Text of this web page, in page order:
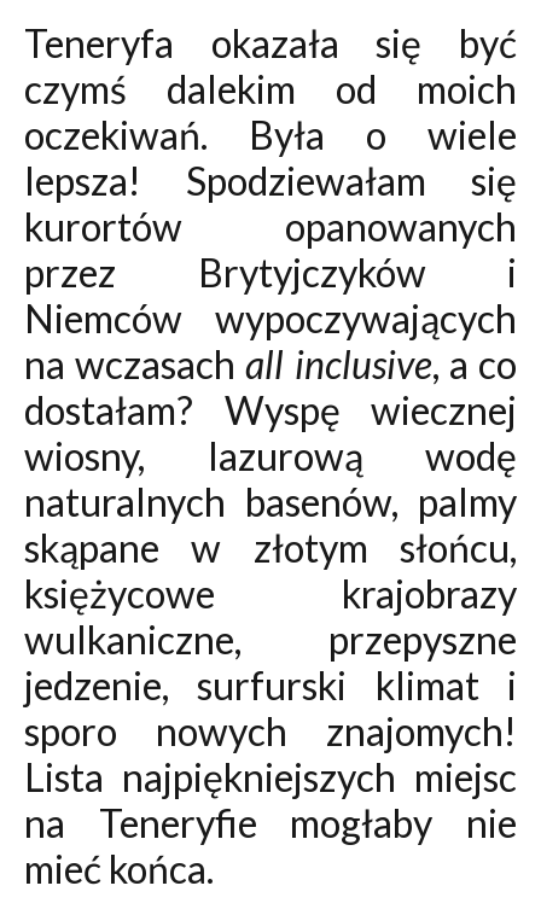
Teneryfa okazała się być
czymś dalekim od moich
oczekiwań. Była o wiele
lepsza! Spodziewałam się
kurortów opanowanych
przez Brytyjczyków i
Niemców wypoczywających
na wczasachall inclusive, a co
dostałam? Wyspę wiecznej
wiosny, lazurową wodę
naturalnych basenów, palmy
skąpane w złotym słońcu,
księżycowe krajobrazy
wulkaniczne, przepyszne
jedzenie, surfurski klimat i
sporo nowych znajomych!
Lista najpiękniejszych miejsc
na Teneryfie mogłaby nie
mieć końca.